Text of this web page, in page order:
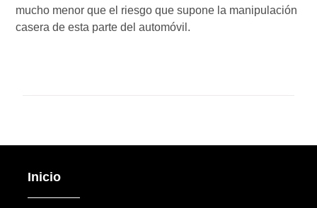
mucho menor que el riesgo que supone la manipulación
casera de esta parte del automóvil.
Inicio